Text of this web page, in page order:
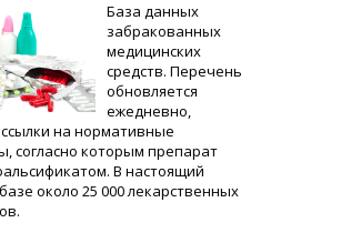
База данных
забракованных
медицинских
средств. Перечень
обновляется
ежедневно,
на нормативные
согласно которым препарат
В настоящий
около 25 000 лекарственных